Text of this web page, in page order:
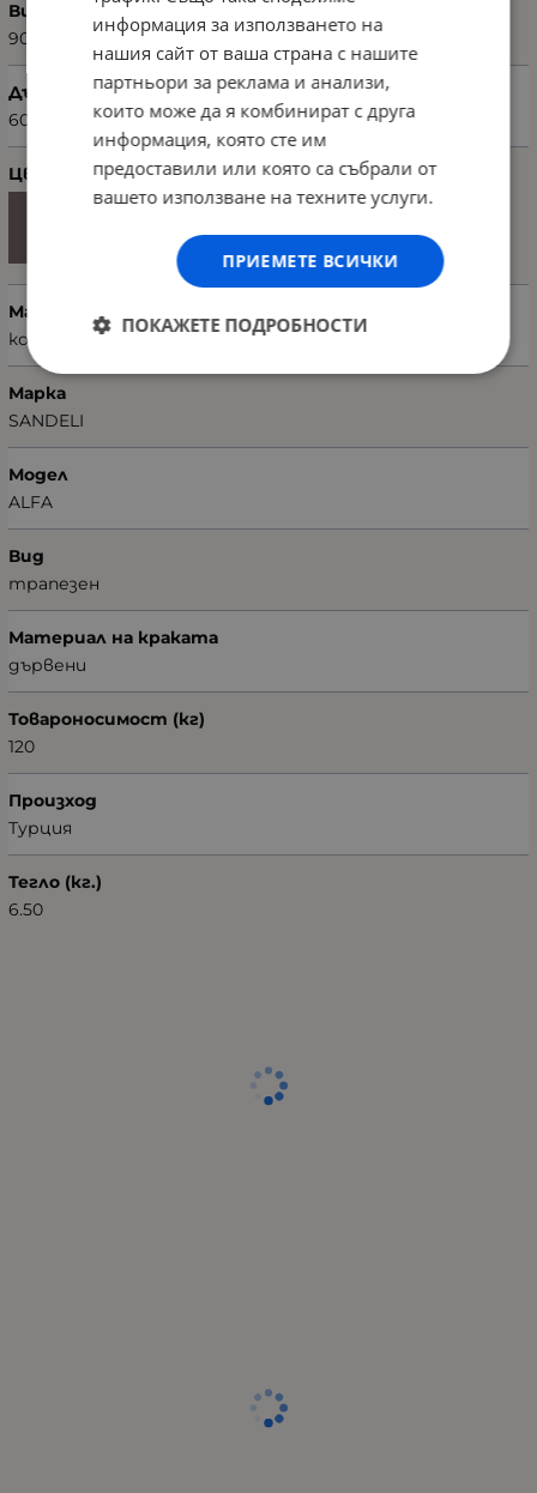
Височина (см)
90
Дълбочина (см)
60
Цвят
Материал
кожа
Марка
SANDELI
Модел
ALFA
Вид
трапезен
Материал на краката
дървени
Товароносимост (кг)
120
Произход
Турция
Тегло (кг.)
6.50
информация за използването на
нашия сайт от ваша страна с нашите
партньори за реклама и анализи,
които може да я комбинират с друга
информация, която сте им
предоставили или която са събрали от
вашето използване на техните услуги.
ПРИЕМЕТЕ ВСИЧКИ
ПОКАЖЕТЕ ПОДРОБНОСТИ